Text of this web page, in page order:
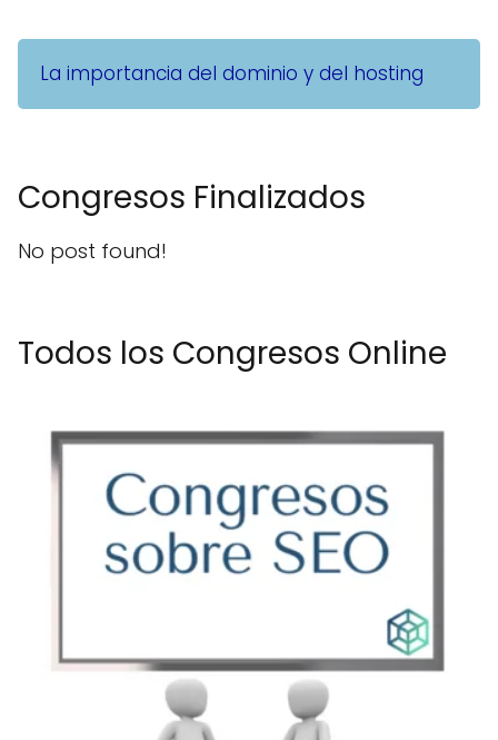
La importancia del dominio y del hosting
Congresos Finalizados
No post found!
Todos los Congresos Online